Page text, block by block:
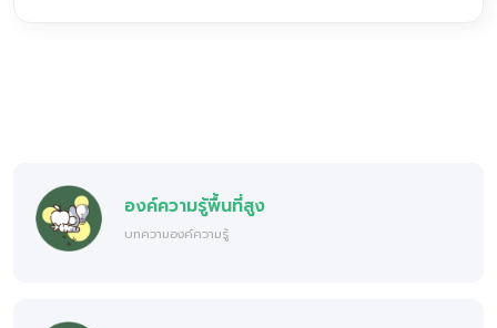
องค์ความรู้พื้นที่สูง
บทความองค์ความรู้